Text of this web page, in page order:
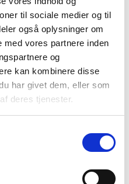
til sociale medier og til
også oplysninger om
vores partnere inden
og
kan kombinere disse
har givet dem, eller som
deres tjenester.
INFORMATION
FAQ
De er gode til ture hvor
uden at være bange for
så du nemt og hurtigt
pasform. De kommer i et let,
en anti-skrid sål, så du er